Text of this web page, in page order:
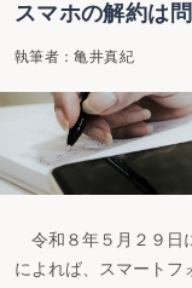
スマホの解約は
執筆者：亀井真紀
令和８年５月２９日
によれば、スマートフ